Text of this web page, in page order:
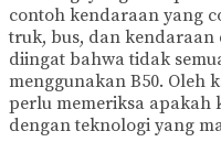
contoh kendaraan yang
truk, bus, dan
diingat bahwa tidak
menggunakan B50. Oleh
perlu memeriksa
dengan teknologi yang